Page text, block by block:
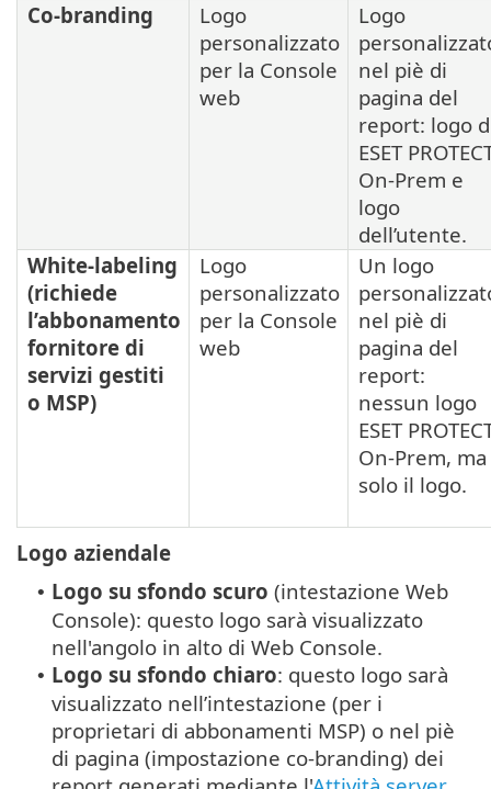
Co-branding
Logo
personalizzato
per la Console
web
Logo
nel piè di
pagina del
report: logo
ESET
On-Prem e
logo
dell’utente.
White-labeling
(richiede
l’abbonamento
fornitore di
servizi gestiti
o MSP)
Logo
personalizzato
per la Console
web
Un logo
nel piè di
pagina del
report:
nessun logo
ESET
On-Prem, ma
solo il logo.
Logo aziendale
• Logo su sfondo scuro (intestazione Web
Console): questo logo sarà visualizzato
nell'angolo in alto di Web Console.
• Logo su sfondo chiaro: questo logo sarà
visualizzato nell’intestazione (per i
proprietari di abbonamenti MSP) o nel piè
di pagina (impostazione co-branding) dei